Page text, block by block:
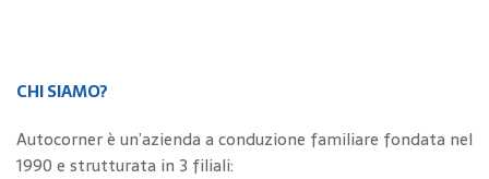
CHI SIAMO?
Autocorner è un’azienda a conduzione familiare fondata nel
1990 e strutturata in 3 filiali: